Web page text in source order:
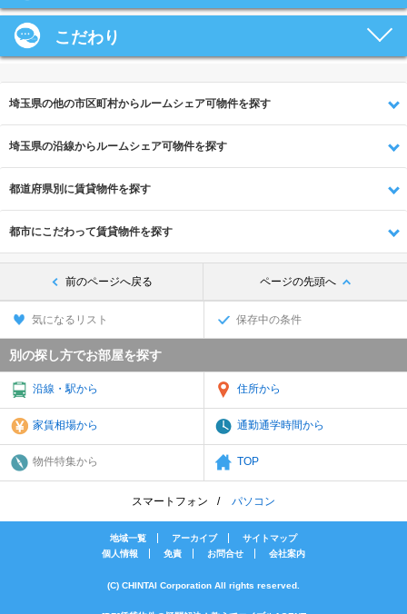
こだわり
埼玉県の他の市区町村からルームシェア可物件を探す
埼玉県の沿線からルームシェア可物件を探す
都道府県別に賃貸物件を探す
都市にこだわって賃貸物件を探す
前のページへ戻る ページの先頭へ
気になるリスト 保存中の条件
別の探し方でお部屋を探す
沿線・駅から 住所から
家賃相場から 通勤通学時間から
物件特集から TOP
スマートフォン パソコン
地域一覧 アーカイブ
サイトマップ
個人情報
免責 お問合せ 会社案内
(C) CHINTAI Corporation All rights reserved.